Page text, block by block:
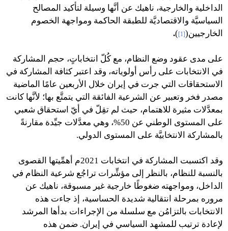
الداخلية والخارجية، ناهيك عن أنَّها وسيلة لتأكيد المصالح
السياسيَّة والاقتصاديَّة للطبقة الحاكمة ومواجهة الخصوم
الخارجيين([1]
)
.
على مدى عقود وضع النظام، مع كُلّ انتخاباتٍ، حجم المشاركة
في الانتخابات على رأس أولوياته، وقد اعتبر كثافة المشاركة في
الاستحقاقات التي جرت في إيران خلال الأربعين عامًا الماضية
مصدر فخر وتعبير عن الشرعية الفائقة التي يتمتَّع بها؛ لأنَّها كانت
بمعدَّلات مثيرة للاهتمام، حيث لم تقِلّ في أيّ استحقاق شعبي
على المستوى الوطني عن 50%، وهي معدَّلات جيِّدة مقارنةً
بالمشاركة الانتخابيَّة على المستوى الدولي.
وقد اكتسبت المشاركة في انتخابات 2021م أهمِّيتها القصوى
بالنسبة للنظام، بالنظر إلى مؤشِّرات تراجُع شرعية النظام في
الداخل، ومواجهته ضغوطًا خارجية غير مسبوقة، ناهيك عن
مروره بمرحلة انتقالية شديدة الحساسية، إذ جاءت هذه
الانتخابات بالتزامُن مع سلسلة من الإجراءات بدأها المرشد
لإعادة ترتيب للمشهد السياسي في إيران. ضمن هذه